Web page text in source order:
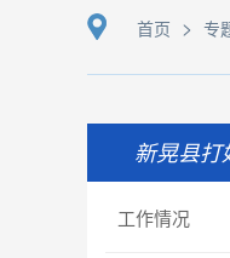
首页 > 专
新晃县打
工作情况